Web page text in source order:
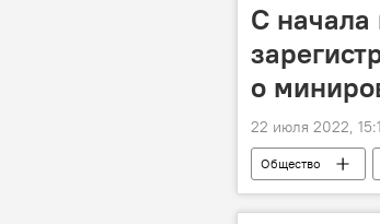
С
о
22 июля 2022,
Общество